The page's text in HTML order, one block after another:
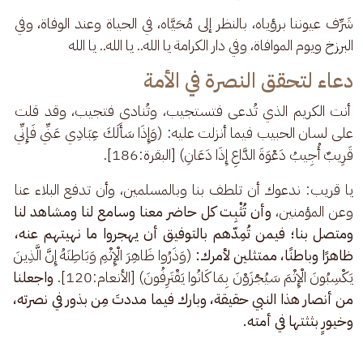
شَرِّف عيوننا برؤياه، بالنظر إلى مُحَيَّاه، في الحياة وعند الوفاة، وفي
البرزخ ويوم الموافاة، وفي دار الكرامة يا الله.. يا الله.. يا الله
دعاء لتحقق النصرة في الأمة
أنت الكريم الذي تُدعى فتستجيب، وتُنادى فتجيب، وقد قلت
على لسان الحبيب فيما أنزلت عليه: (وَإِذَا سَأَلَكَ عِبَادِي عَنِّي فَإِنِّي
قَرِيبٌ أُجِيبُ دَعْوَةَ الدَّاعِ إِذَا دَعَانِ) [البقرة:186].
يا قريب: ندعوك أن تلطف بنا وبالمسلمين، وأن تدفع البلاء عنا
وعن المؤمنين، وأن تُثْبِت كل حاضر معنا وسامع لنا ومشاهد لنا
ومتصل بنا؛ فيمن تُمِدّهم بالتوفيق أن يهجروا ما نهيتهم عنه،
ظاهرًا وباطنًا، ممتثلين لأمرك: (وَذَرُوا ظَاهِرَ الْإِثْمِ وَبَاطِنَهُ إِنَّ الَّذِينَ
يَكْسِبُونَ الْإِثْمَ سَيُجْزَوْنَ بِمَا كَانُوا يَقْتَرِفُونَ) [الأنعام:120].
واجعلنا
من أنصار هذا النبي حقيقة، وبارك فيما مددتَ مِن بذور في نصرته،
وخيورٍ بثثتها في أمته.